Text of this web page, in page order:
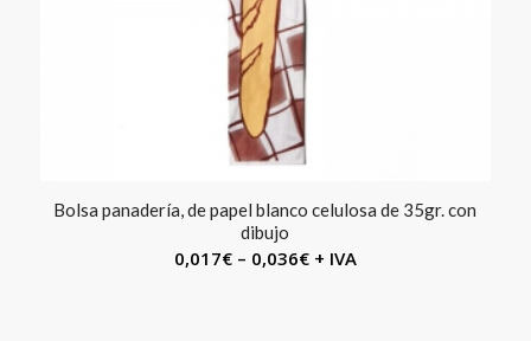
Bolsa panadería, de papel blanco celulosa de 35gr. con
dibujo
0,017€– 0,036€+ IVA